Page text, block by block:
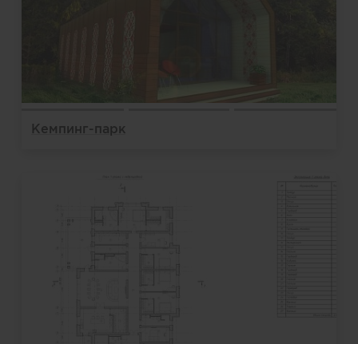
Кемпинг-парк